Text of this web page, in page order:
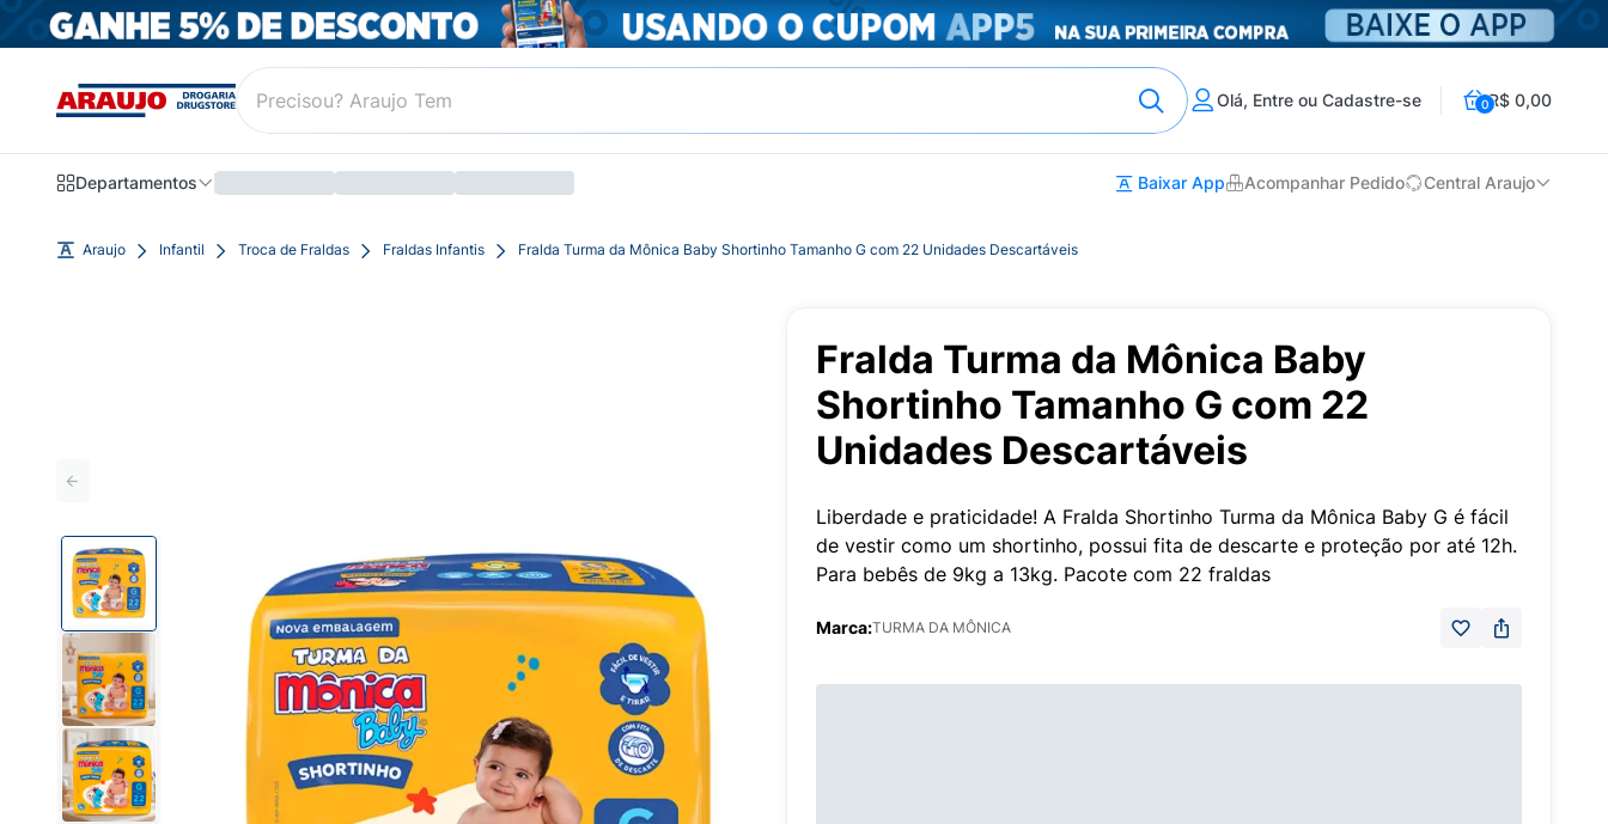
Olá, Entre ou Cadastre-se 0R$ 0,00
Departamentos Baixar App Acompanhar Pedido Central Araujo
Araujo Infantil Troca de Fraldas Fraldas Infantis Fralda Turma da Mônica Baby Shortinho Tamanho G com 22 Unidades Descartáveis
Fralda Turma da Mônica Baby
Shortinho Tamanho G com 22
Unidades Descartáveis
Liberdade e praticidade! A Fralda Shortinho Turma da Mônica Baby G é fácil
de vestir como um shortinho, possui fita de descarte e proteção por até 12h.
Para bebês de 9kg a 13kg. Pacote com 22 fraldas
Marca:TURMA DA MÔNICA